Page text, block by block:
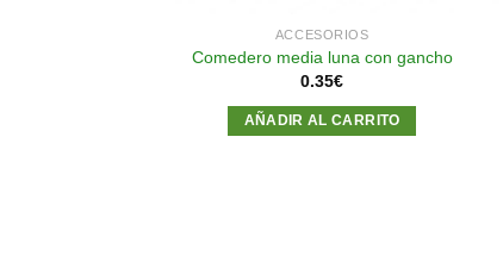
ACCESORIOS
Comedero media luna con gancho
0.35€
AÑADIR AL CARRITO